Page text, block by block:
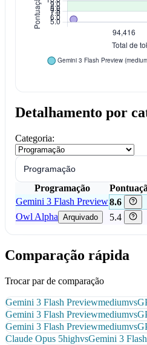
Detalhamento por
Categoria:
Programação
Programação
Gemini 3 Flash Preview8.6
Owl Alpha Arquivado 5.4
Comparação rápida
Trocar par de comparação
Gemini 3 Flash Previewmediumvs
Gemini 3 Flash Previewmediumvs
Gemini 3 Flash Previewmediumvs
Claude Opus 5highvsGemini 3